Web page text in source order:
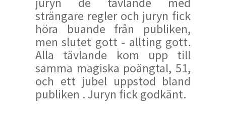
strängare regler och juryn fick
höra buande från publiken,
men slutet gott - allting gott.
Alla tävlande kom upp till
samma magiska poängtal, 51,
och ett jubel uppstod bland
publiken . Juryn fick godkänt.